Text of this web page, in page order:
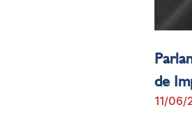
de
11/06/